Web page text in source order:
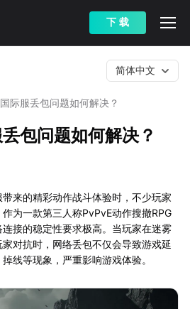
下 载
际服丢包问题如何解决？
简体中文
包问题如何解决？
来的精彩动作战斗体验时，不少玩家
为一款第三人称PvPvE动作搜撤RPG
接的稳定性要求极高。当玩家在迷雾
对抗时，网络丢包不仅会导致游戏延
线等现象，严重影响游戏体验。